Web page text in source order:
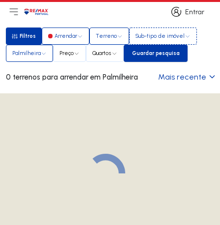
Entrar
Entrar
Abri menu principal
LogoIr para página inicial
Filtros
Filtros Arrendar Terreno Sub-tipo de imóvel
Palmilheira Preço Quartos Guardar pesquisa
Guardar pesquisa
0 terrenos para arrendar em Palmilheira Mais recente